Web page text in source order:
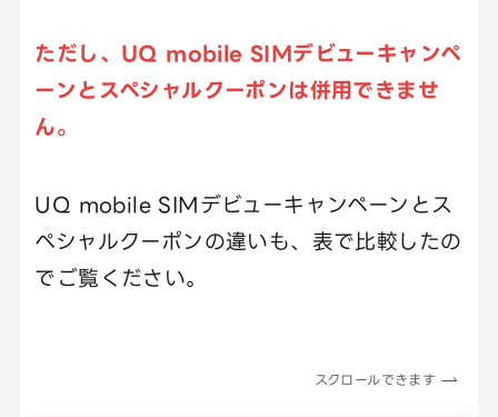
ただし、 UQ mobile SIMデビューキャンペ
ーンとスペシャルクーポンは併用できませ
ん。
UQ mobile SIMデビューキャンペーンとス
ペシャルクーポンの違いも、表で比較したの
でご覧ください。
スクロールできます